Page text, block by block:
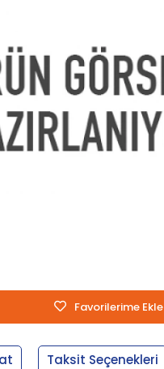
Favorilerime Ekle
Taksit Seçenekleri